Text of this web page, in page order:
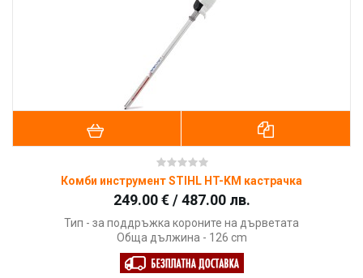
Комби инструмент STIHL HT-KM кастрачка
249.00 € / 487.00 лв.
Тип - за поддръжка короните на дърветата
Обща дължина - 126 cm